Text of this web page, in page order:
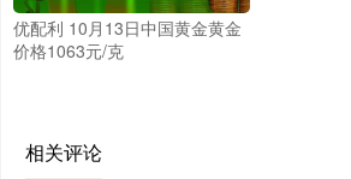
优配利 10月13日中国黄金黄金
价格1063元/克
相关评论